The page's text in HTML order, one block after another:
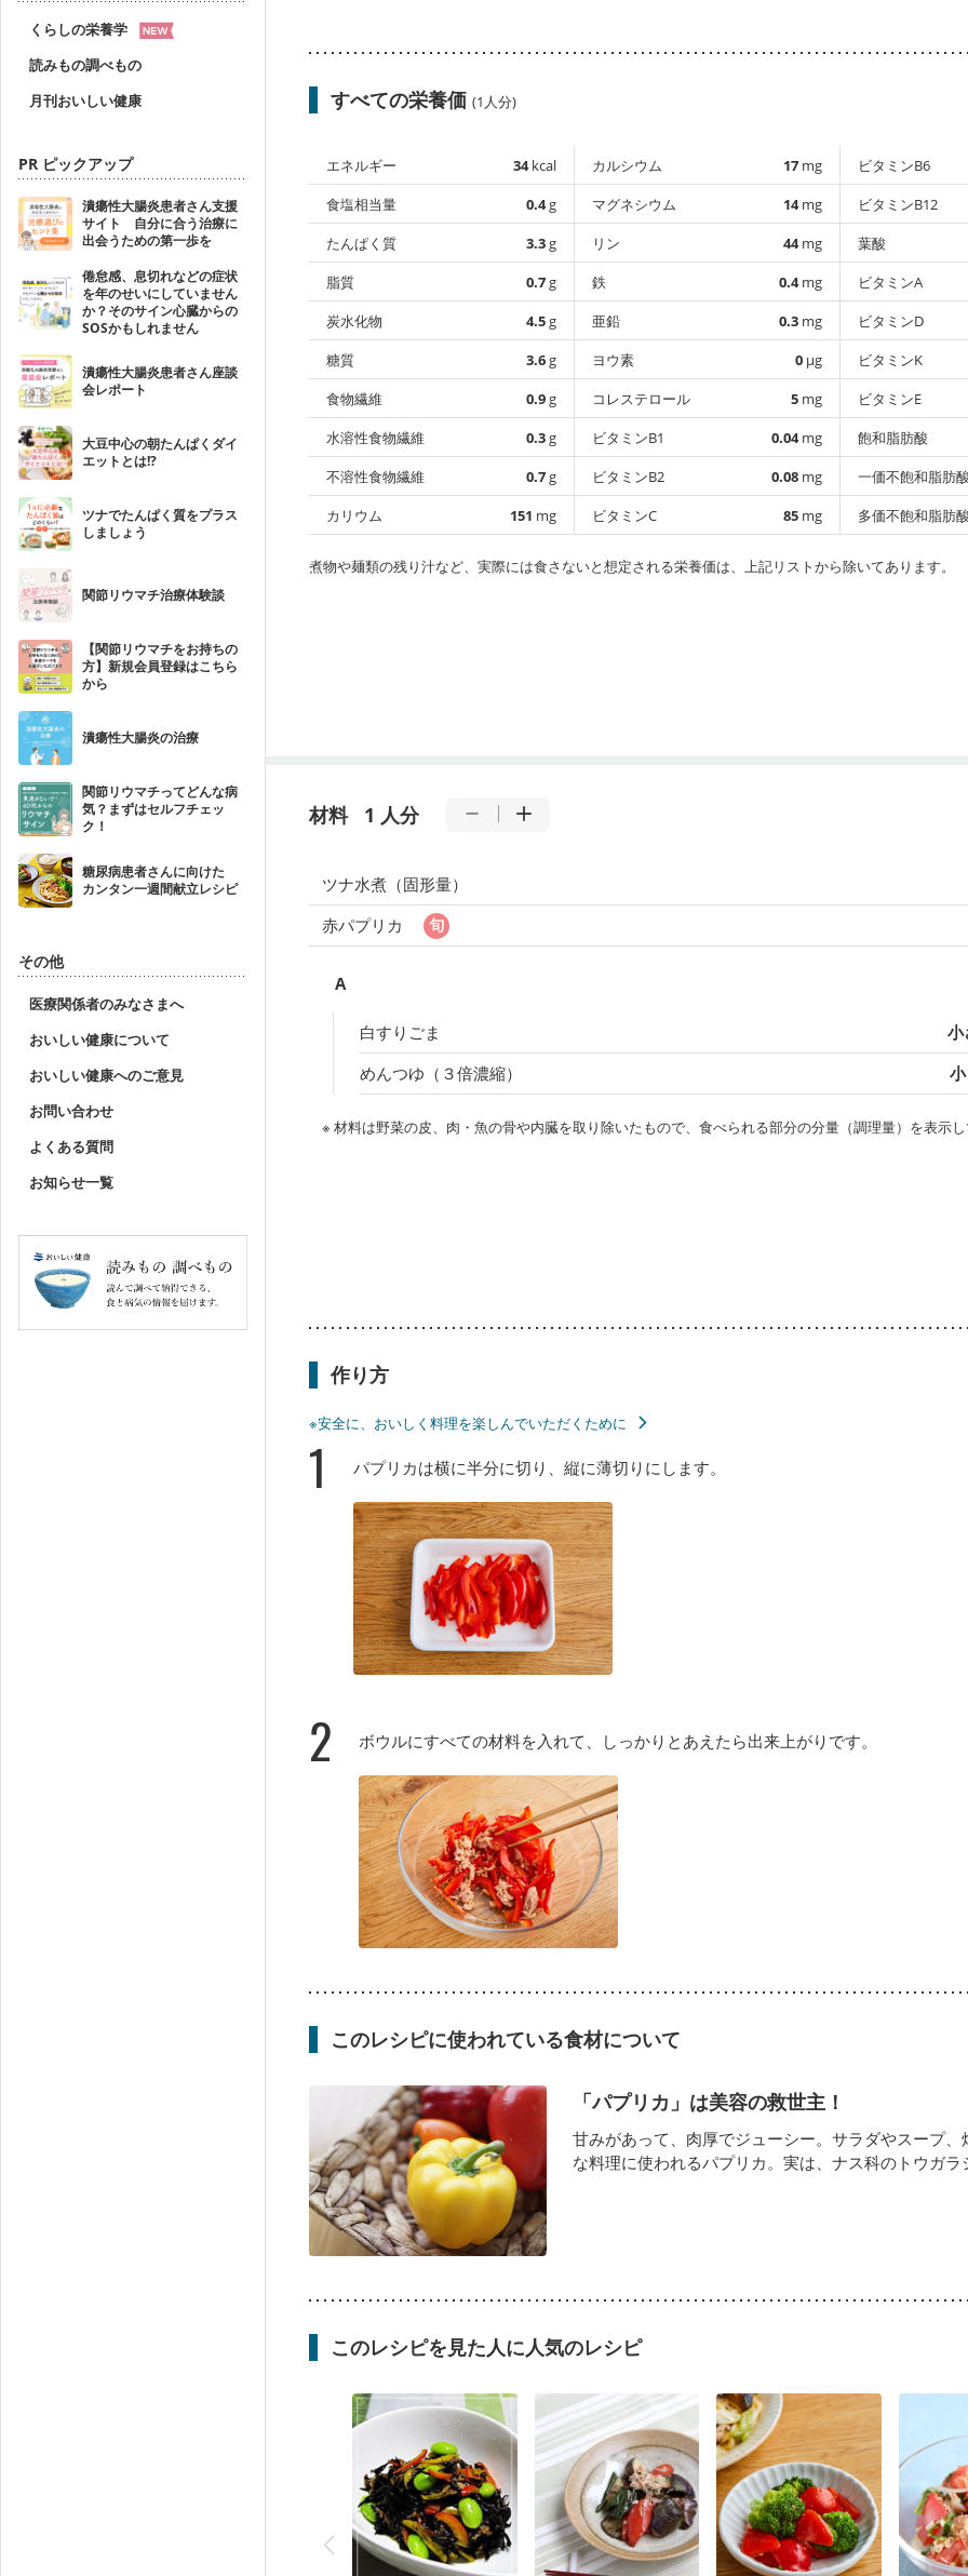
くらしの栄養学
読みもの調べもの
月刊おいしい健康
PR ピックアップ
潰瘍性大腸炎患者さん支援
サイト 自分に合う治療に
出会うための第一歩を
倦怠感、息切れなどの症状
を年のせいにしていません
か？そのサイン心臓からの
SOSかもしれません
潰瘍性大腸炎患者さん座談
会レポート
大豆中心の朝たんぱくダイ
エットとは!?
ツナでたんぱく質をプラス
しましょう
関節リウマチ治療体験談
【関節リウマチをお持ちの
方】新規会員登録はこちら
から
潰瘍性大腸炎の治療
関節リウマチってどんな病
気？まずはセルフチェッ
ク！
糖尿病患者さんに向けた
カンタン一週間献立レシピ
その他
医療関係者のみなさまへ
おいしい健康について
おいしい健康へのご意見
お問い合わせ
よくある質問
お知らせ一覧
すべての栄養価 (1人分)
エネルギー 34kcal
食塩相当量
0.4g
たんぱく質
3.3g
脂質
0.7g
炭水化物
4.5g
糖質
3.6g
食物繊維
0.9g
水溶性食物繊維
0.3g
不溶性食物繊維
0.7g
カリウム
151 mg
カルシウム 17 mg
マグネシウム
14mg
リン
44mg
鉄
0.4mg
亜鉛
0.3 mg
ヨウ素
0 µg
コレステロール
5 mg
ビタミンB1
0.04mg
ビタミンB2
0.08 mg
ビタミンC
85 mg
ビタミンB6
ビタミンB12
葉酸
ビタミンA
ビタミンD
ビタミンK
ビタミンE
飽和脂肪酸
一価不飽和脂肪酸
多価不飽和脂肪酸
煮物や麺類の残り汁など、実際には食さないと想定される栄養価は、上記リストから除いてあります。
材料 1 人分
ツナ水煮（固形量）
赤パプリカ
A
白すりごま
小
めんつゆ（３倍濃縮）
※ 材料は野菜の皮、肉・魚の骨や内臓を取り除いたもので、食べられる部分の分量（調理量）を表示し
作り方
※安全に、おいしく料理を楽しんでいただくために
1 パプリカは横に半分に切り、縦に薄切りにします。
2 ボウルにすべての材料を入れて、しっかりとあえたら出来上がりです。
このレシピに使われている食材について
「パプリカ」は美容の救世主！
甘みがあって、肉厚でジューシー。サラダやスープ、
な料理に使われるパプリカ。実は、ナス科のトウガラ
このレシピを見た人に人気のレシピ